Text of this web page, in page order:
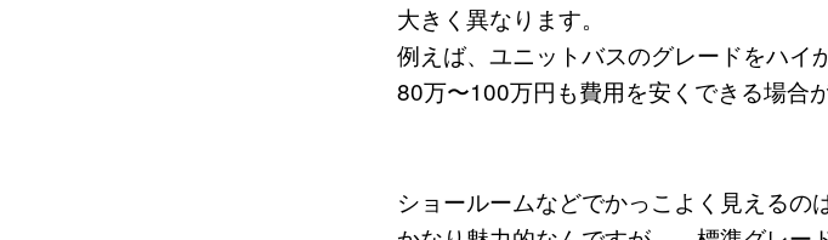
大きく異なります。
例えば、ユニットバスのグレードをハイ
80万〜100万円も費用を安くできる場合
ショールームなどでかっこよく見えるの